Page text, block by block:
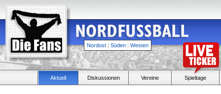
Nordost | Süden | Westen
Aktuell Diskussionen Vereine Spieltage